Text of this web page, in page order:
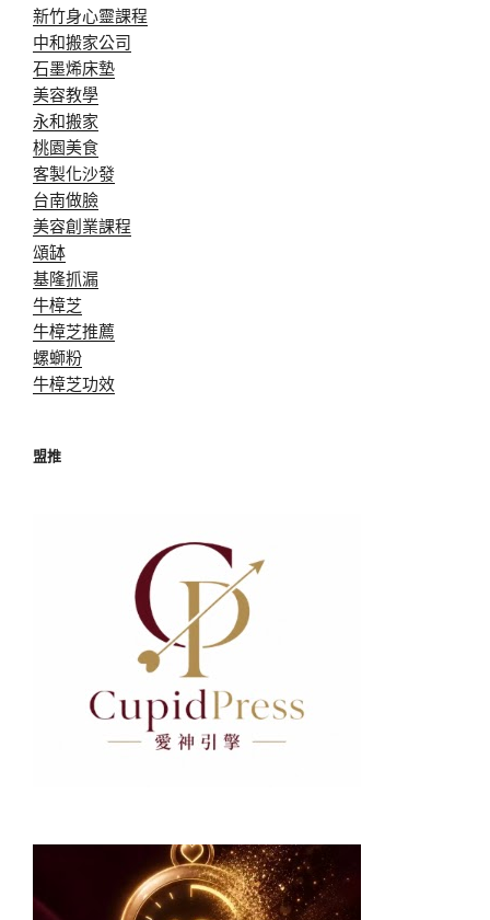
新竹身心靈課程
中和搬家公司
石墨烯床墊
美容教學
永和搬家
桃園美食
客製化沙發
台南做臉
美容創業課程
頌缽
基隆抓漏
牛樟芝
牛樟芝推薦
螺螄粉
牛樟芝功效
盟推